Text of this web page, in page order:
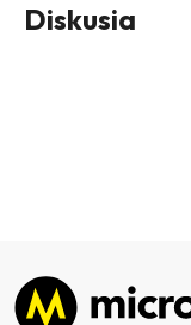
Diskusia
Zápätie